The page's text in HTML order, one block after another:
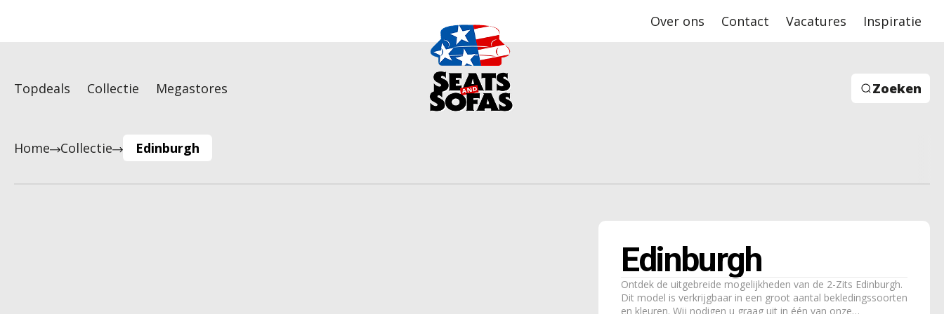
Over ons Contact Vacatures Inspiratie
Topdeals Collectie Megastores Zoeken
Home Collectie Edinburgh
Edinburgh
Ontdek de uitgebreide mogelijkheden van de 2-Zits Edinburgh.
Dit model is verkrijgbaar in een groot aantal bekledingssoorten
en kleuren. Wij nodigen u graag uit in één van onze